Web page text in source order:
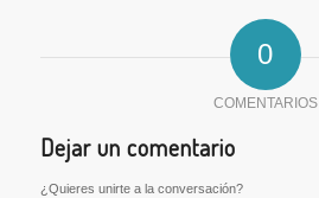
0
COMENTARIOS
Dejar un comentario
¿Quieres unirte a la conversación?